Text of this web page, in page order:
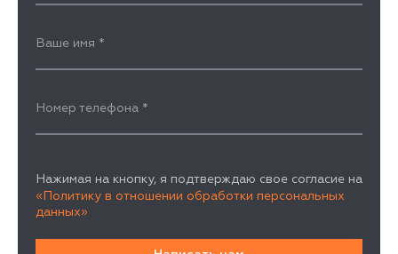
Ваше имя *
Номер телефона *
Нажимая на кнопку, я подтверждаю свое согласие на
«Политику в отношении обработки персональных
данных»